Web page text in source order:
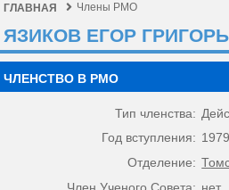
ГЛАВНАЯ Члены РМО
ЯЗИКОВ ЕГОР
ЧЛЕНСТВО В РМО
Тип членства:
Год вступления: 1979
Отделение: